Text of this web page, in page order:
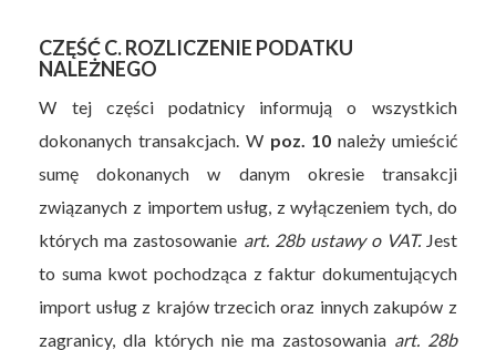
CZĘŚĆ C. ROZLICZENIE PODATKU
NALEŻNEGO
W tej części podatnicy informują o wszystkich
dokonanych transakcjach. W poz. 10 należy umieścić
sumę dokonanych w danym okresie transakcji
związanych z importem usług, z wyłączeniem tych, do
których ma zastosowanie art. 28b ustawy o VAT.Jest
to suma kwot pochodząca z faktur dokumentujących
import usług z krajów trzecich oraz innych zakupów z
zagranicy, dla których nie ma zastosowania art. 28b